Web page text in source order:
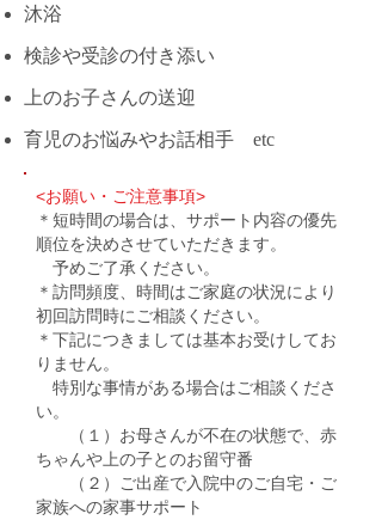
沐浴
検診や受診の付き添い
上のお子さんの送迎
育児のお悩みやお話相手 etc
<お願い・ご注意事項>
＊短時間の場合は、サポート内容の優先
順位を決めさせていただきます。
予めご了承ください。
＊訪問頻度、時間はご家庭の状況により
初回訪問時にご相談ください。
＊下記につきましては基本お受けしてお
りません。
特別な事情がある場合はご相談くださ
い。
（１）お母さんが不在の状態で、赤
ちゃんや上の子とのお留守番
（２）ご出産で入院中のご自宅・ご
家族への家事サポート